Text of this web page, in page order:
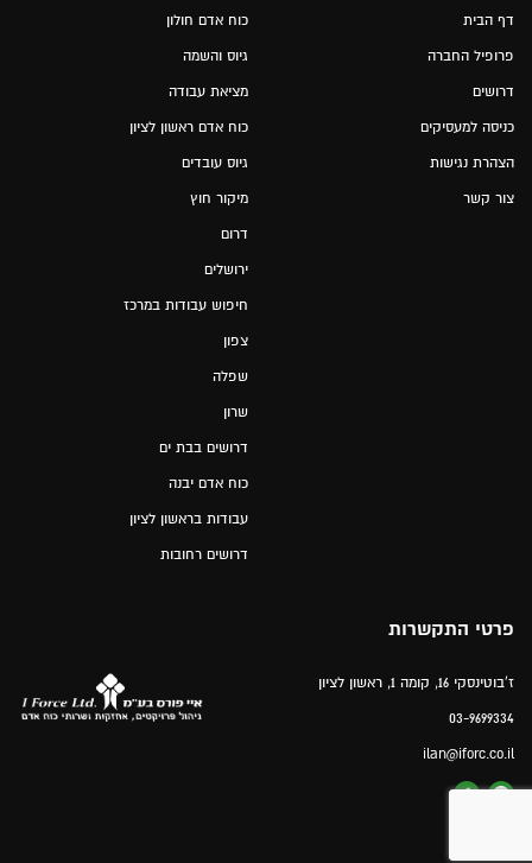
דף הבית
פרופיל החברה
דרושים
כניסה למעסיקים
הצהרת נגישות
צור קשר
כוח אדם חולון
גיוס והשמה
מציאת עבודה
כוח אדם ראשון לציון
גיוס עובדים
מיקור חוץ
דרום
ירושלים
חיפוש עבודות במרכז
צפון
שפלה
שרון
דרושים בבת ים
כוח אדם יבנה
עבודות בראשון לציון
דרושים רחובות
פרטי התקשרות
ז'בוטינסקי 16, קומה 1, ראשון לציון
03-9699334
ilan@iforc.co.il